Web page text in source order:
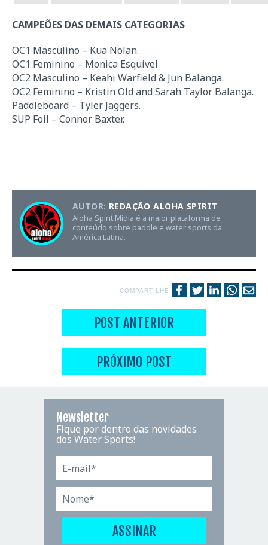
CAMPEÕES DAS DEMAIS CATEGORIAS
OC1 Masculino – Kua Nolan.
OC1 Feminino – Monica Esquivel
OC2 Masculino – Keahi Warfield & Jun Balanga.
OC2 Feminino – Kristin Old and Sarah Taylor Balanga.
Paddleboard – Tyler Jaggers.
SUP Foil – Connor Baxter.
AUTOR: REDAÇÃO ALOHA SPIRIT
Aloha Spirit Mídia é a maior plataforma de
conteúdo sobre paddle e water sports da
América Latina.
COMPARTILHE
POST ANTERIOR
PRÓXIMO POST
Newsletter
Fique por dentro das novidades
dos Water Sports!